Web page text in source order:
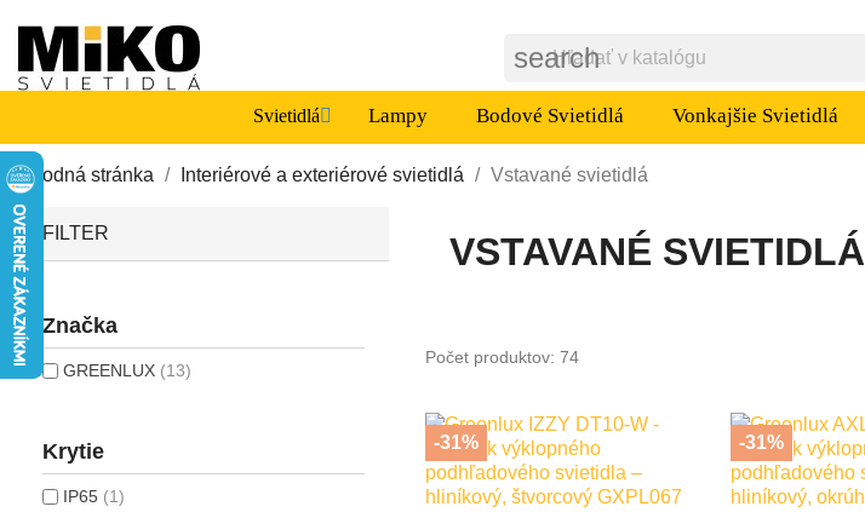
search
Svietidlá Lampy Bodové Svietidlá Vonkajšie Svietidlá
Úvodná stránka Interiérové a exteriérové svietidlá Vstavané svietidlá
FILTER
Značka
GREENLUX (13)
Krytie
IP65 (1)
VSTAVANÉ SVIETIDLÁ
Počet produktov: 74
-31% -31%